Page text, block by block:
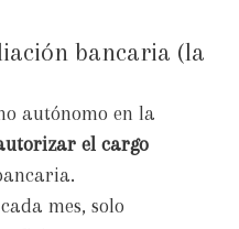
bancaria (la
autónomo en la
el cargo
mes, solo